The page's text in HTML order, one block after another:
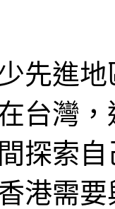
先進
台灣
探索
港需